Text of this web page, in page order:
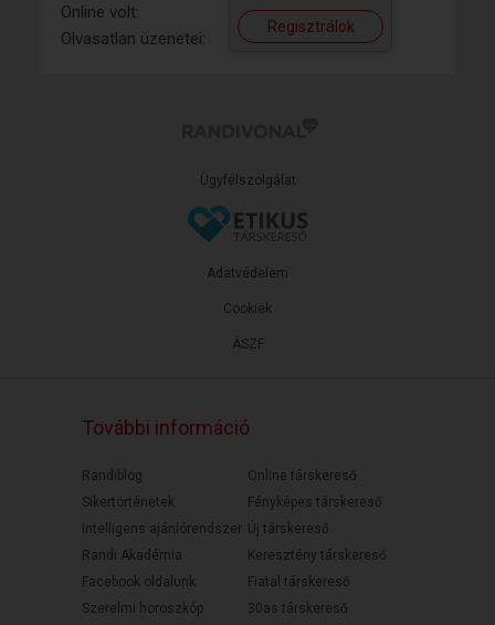
Online volt:
Olvasatlan üzenetei:
Regisztrálok
Ügyfélszolgálat
ÁSZF
Adatvédelem
Cookiek
További információ
Randiblog
Sikertörténetek
Intelligens ajánlórendszer
Randi Akadémia
Facebook oldalunk
Szerelmi horoszkóp
Online társkereső
Fényképes társkereső
Új társkereső
Keresztény társkereső
Fiatal társkereső
30as társkereső